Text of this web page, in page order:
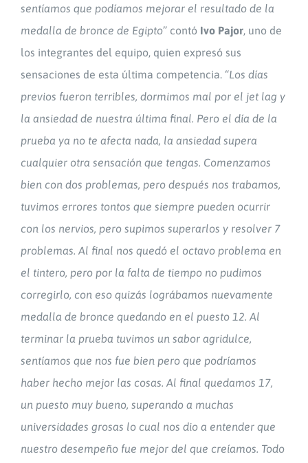
sentíamos que podíamos mejorar el resultado de la
medalla de bronce de Egipto” contó Ivo Pajor, uno de
los integrantes del equipo, quien expresó sus
sensaciones de esta última competencia. “Los días
previos fueron terribles, dormimos mal por el jet lag y
la ansiedad de nuestra última final. Pero el día de la
prueba ya no te afecta nada, la ansiedad supera
cualquier otra sensación que tengas. Comenzamos
bien con dos problemas, pero después nos trabamos,
tuvimos errores tontos que siempre pueden ocurrir
con los nervios, pero supimos superarlos y resolver 7
problemas. Al final nos quedó el octavo problema en
el tintero, pero por la falta de tiempo no pudimos
corregirlo, con eso quizás lográbamos nuevamente
medalla de bronce quedando en el puesto 12. Al
terminar la prueba tuvimos un sabor agridulce,
sentíamos que nos fue bien pero que podríamos
haber hecho mejor las cosas. Al final quedamos 17,
un puesto muy bueno, superando a muchas
universidades grosas lo cual nos dio a entender que
nuestro desempeño fue mejor del que creíamos. Todo